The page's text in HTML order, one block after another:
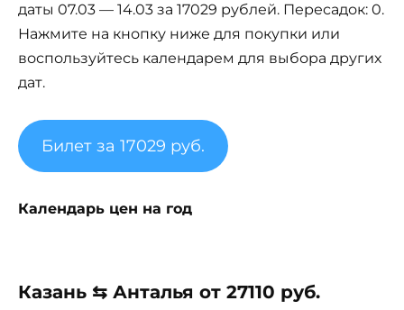
даты 07.03 — 14.03 за 17029 рублей. Пересадок: 0.
Нажмите на кнопку ниже для покупки или
воспользуйтесь календарем для выбора других
дат.
Билет за 17029 руб.
Календарь цен на год
Казань ⇆ Анталья от 27110 руб.